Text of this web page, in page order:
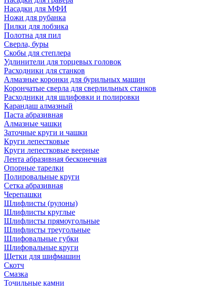
Насадки для МФИ
Ножи для рубанка
Пилки для лобзика
Полотна для пил
Сверла, буры
Скобы для степлера
Удлинители для торцевых головок
Расходники для станков
Алмазные коронки для бурильных машин
Корончатые сверла для сверлильных станков
Расходники для шлифовки и полировки
Карандаш алмазный
Паста абразивная
Алмазные чашки
Заточные круги и чашки
Круги лепестковые
Круги лепестковые веерные
Лента абразивная бесконечная
Опорные тарелки
Полировальные круги
Сетка абразивная
Черепашки
Шлифлисты (рулоны)
Шлифлисты круглые
Шлифлисты прямоугольные
Шлифлисты треугольные
Шлифовальные губки
Шлифовальные круги
Щетки для шифмашин
Скотч
Смазка
Точильные камни